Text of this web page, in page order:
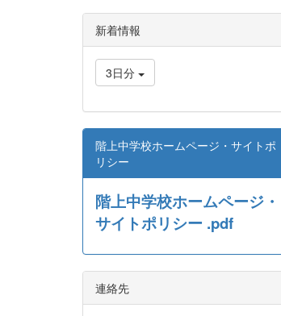
新着情報
3日分
階上中学校ホームページ・サイトポ
リシー
階上中学校ホームページ・
サイトポリシー .pdf
連絡先